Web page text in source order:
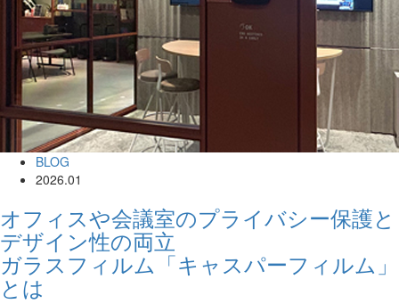
BLOG
2026.01
オフィスや会議室のプライバシー保護と
デザイン性の両立
ガラスフィルム「キャスパーフィルム」
とは